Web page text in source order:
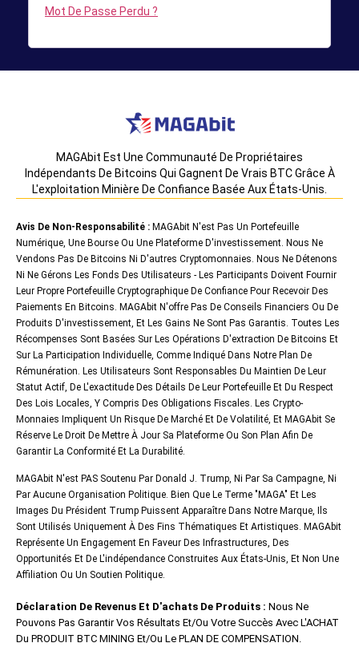
Mot De Passe Perdu ?
MAGAbit Est Une Communauté De Propriétaires
Indépendants De Bitcoins Qui Gagnent De Vrais BTC Grâce À
L'exploitation Minière De Confiance Basée Aux États-Unis.
Avis De Non-Responsabilité : MAGAbit N'est Pas Un Portefeuille
Numérique, Une Bourse Ou Une Plateforme D'investissement. Nous Ne
Vendons Pas De Bitcoins Ni D'autres Cryptomonnaies. Nous Ne Détenons
Ni Ne Gérons Les Fonds Des Utilisateurs - Les Participants Doivent Fournir
Leur Propre Portefeuille Cryptographique De Confiance Pour Recevoir Des
Paiements En Bitcoins. MAGAbit N'offre Pas De Conseils Financiers Ou De
Produits D'investissement, Et Les Gains Ne Sont Pas Garantis. Toutes Les
Récompenses Sont Basées Sur Les Opérations D'extraction De Bitcoins Et
Sur La Participation Individuelle, Comme Indiqué Dans Notre Plan De
Rémunération. Les Utilisateurs Sont Responsables Du Maintien De Leur
Statut Actif, De L'exactitude Des Détails De Leur Portefeuille Et Du Respect
Des Lois Locales, Y Compris Des Obligations Fiscales. Les Crypto-
Monnaies Impliquent Un Risque De Marché Et De Volatilité, Et MAGAbit Se
Réserve Le Droit De Mettre À Jour Sa Plateforme Ou Son Plan Afin De
Garantir La Conformité Et La Durabilité.
MAGAbit N'est PAS Soutenu Par Donald J. Trump, Ni Par Sa Campagne, Ni
Par Aucune Organisation Politique. Bien Que Le Terme "MAGA" Et Les
Images Du Président Trump Puissent Apparaître Dans Notre Marque, Ils
Sont Utilisés Uniquement À Des Fins Thématiques Et Artistiques. MAGAbit
Représente Un Engagement En Faveur Des Infrastructures, Des
Opportunités Et De L'indépendance Construites Aux États-Unis, Et Non Une
Affiliation Ou Un Soutien Politique.
Déclaration De Revenus Et D'achats De Produits : Nous Ne
Pouvons Pas Garantir Vos Résultats Et/ou Votre Succès Avec L'ACHAT
Du PRODUIT BTC MINING Et/ou Le PLAN DE COMPENSATION.